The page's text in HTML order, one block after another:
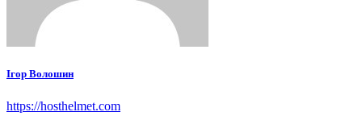
Ігор Волошин
https://hosthelmet.com